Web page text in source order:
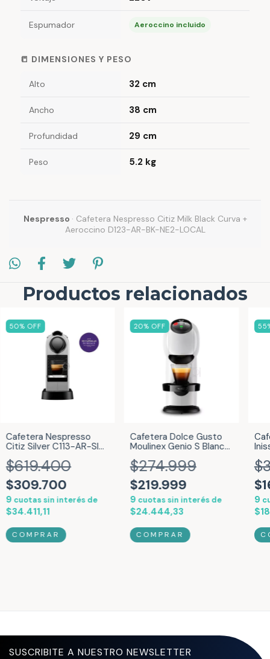
Espumador Aeroccino incluido
📒 DIMENSIONES Y PESO
Alto 32 cm
Ancho 38 cm
Profundidad 29 cm
Peso 5.2 kg
Nespresso · Cafetera Nespresso Citiz Milk Black Curva +
Aeroccino D123-AR-BK-NE2-LOCAL
Productos relacionados
50% OFF
Cafetera Nespresso
Citiz Silver C113-AR-SI-
$619.400
$309.700
9 cuotas sin interés de
$34.411,11
20% OFF
Cafetera Dolce Gusto
Moulinex Genio S Blanca
$274.999
$219.999
9 cuotas sin interés de
$24.444,33
55
9
SUSCRIBITE A NUESTRO NEWSLETTER